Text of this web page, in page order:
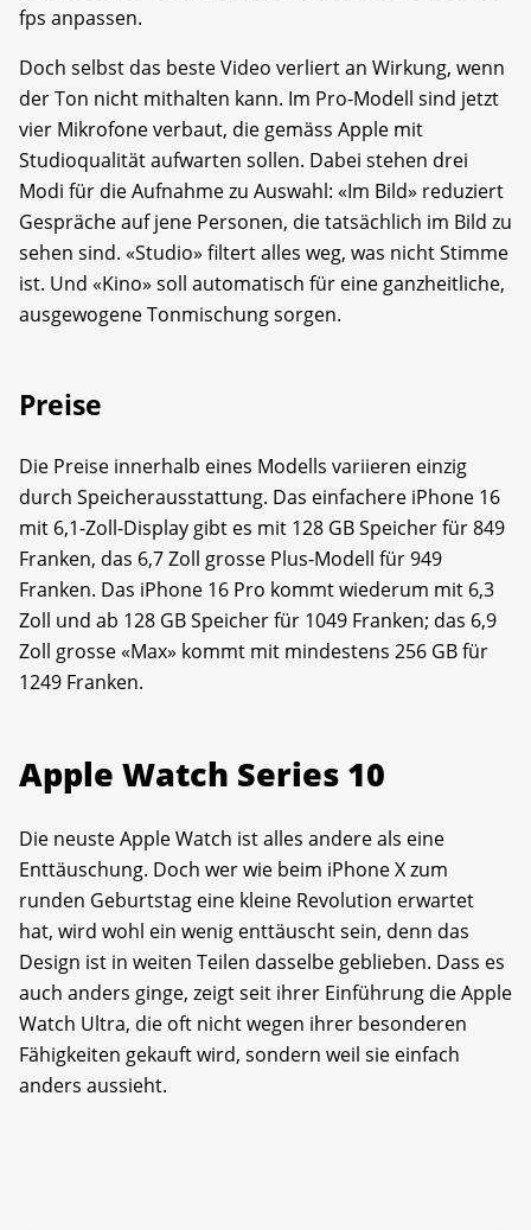
fps anpassen.
Doch selbst das beste Video verliert an Wirkung, wenn
der Ton nicht mithalten kann. Im Pro-Modell sind jetzt
vier Mikrofone verbaut, die gemäss Apple mit
Studioqualität aufwarten sollen. Dabei stehen drei
Modi für die Aufnahme zu Auswahl: «Im Bild» reduziert
Gespräche auf jene Personen, die tatsächlich im Bild zu
sehen sind. «Studio» filtert alles weg, was nicht Stimme
ist. Und «Kino» soll automatisch für eine ganzheitliche,
ausgewogene Tonmischung sorgen.
Preise
Die Preise innerhalb eines Modells variieren einzig
durch Speicherausstattung. Das einfachere iPhone 16
mit 6,1-Zoll-Display gibt es mit 128 GB Speicher für 849
Franken, das 6,7 Zoll grosse Plus-Modell für 949
Franken. Das iPhone 16 Pro kommt wiederum mit 6,3
Zoll und ab 128 GB Speicher für 1049 Franken; das 6,9
Zoll grosse «Max» kommt mit mindestens 256 GB für
1249 Franken.
Apple Watch Series 10
Die neuste Apple Watch ist alles andere als eine
Enttäuschung. Doch wer wie beim iPhone X zum
runden Geburtstag eine kleine Revolution erwartet
hat, wird wohl ein wenig enttäuscht sein, denn das
Design ist in weiten Teilen dasselbe geblieben. Dass es
auch anders ginge, zeigt seit ihrer Einführung die Apple
Watch Ultra, die oft nicht wegen ihrer besonderen
Fähigkeiten gekauft wird, sondern weil sie einfach
anders aussieht.